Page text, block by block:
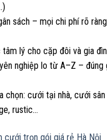
sách – mọi chi phí rõ
tâm lý cho cặp đôi và gia
nghiệp lo từ A–Z – đúng
chọn: cưới tại nhà, cưới
rustic…